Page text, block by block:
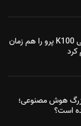
ردمی تاریخ معرفی سری ردمی K100 پرو را هم زمان
کرد
هوش مصنوعی؛